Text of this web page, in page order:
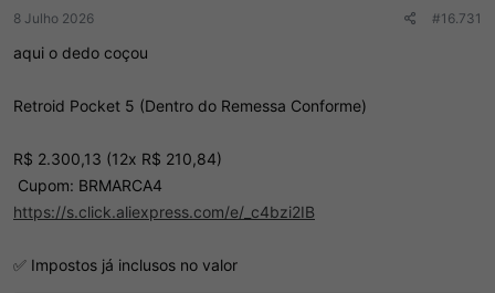
r
o
p
c
i
8 Julho 2026 #16.731
aqui o dedo coçou
Retroid Pocket 5 (Dentro do Remessa Conforme)
R$ 2.300,13 (12x R$ 210,84)
️ Cupom: BRMARCA4
https://s.click.aliexpress.com/e/_c4bzi2IB
✅ Impostos já inclusos no valor